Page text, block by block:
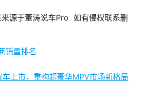
源于董涛说车Pro 如有侵权联系删
销量排名
上市，重构超豪华MPV市场新格局